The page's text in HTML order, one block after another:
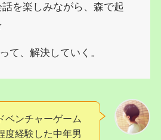
を楽しみながら、森で起
て、解決していく。
ベンチャーゲーム
度経験した中年男